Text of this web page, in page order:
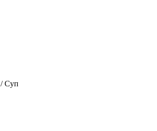
/ Суп